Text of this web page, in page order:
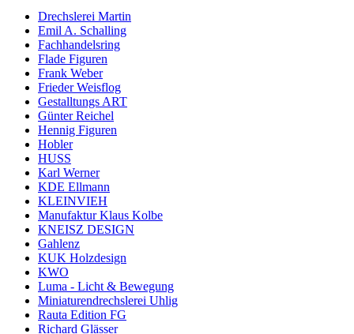
Drechslerei Martin
Emil A. Schalling
Fachhandelsring
Flade Figuren
Frank Weber
Frieder Weisflog
Gestalltungs ART
Günter Reichel
Hennig Figuren
Hobler
HUSS
Karl Werner
KDE Ellmann
KLEINVIEH
Manufaktur Klaus Kolbe
KNEISZ DESIGN
Gahlenz
KUK Holzdesign
KWO
Luma - Licht & Bewegung
Miniaturendrechslerei Uhlig
Rauta Edition FG
Richard Glässer